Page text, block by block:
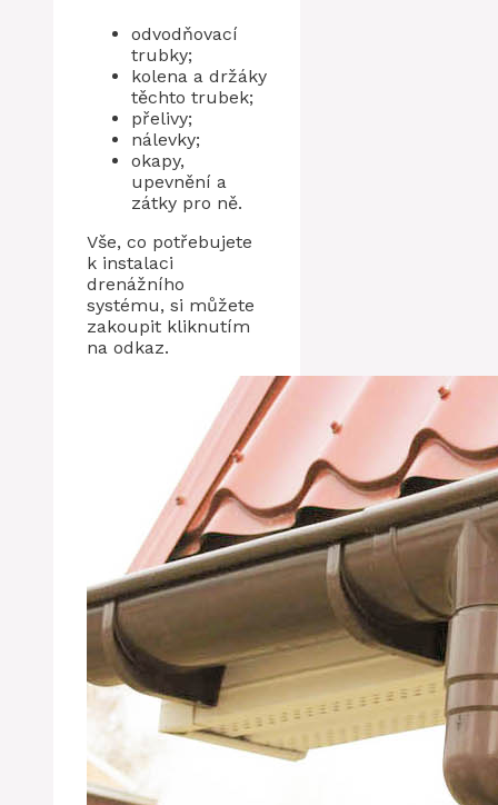
odvodňovací
trubky;
kolena a držáky
těchto trubek;
přelivy;
nálevky;
okapy,
upevnění a
zátky pro ně.
Vše, co potřebujete
k instalaci
drenážního
systému, si můžete
zakoupit kliknutím
na odkaz.